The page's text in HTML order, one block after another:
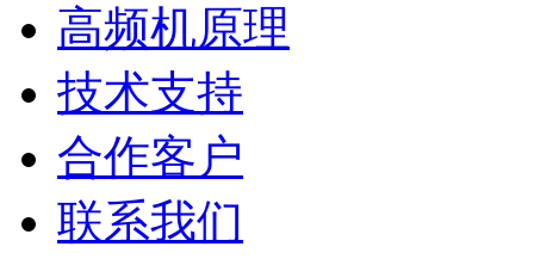
高频机原理
技术支持
合作客户
联系我们